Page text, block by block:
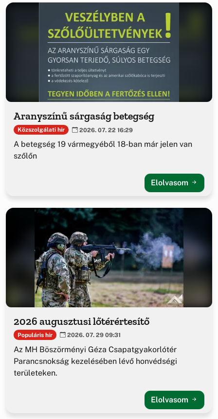
Aranyszínű sárgaság betegség
Közszolgálati hír 2026. 07. 22 16:29
A betegség 19 vármegyéből 18-ban már jelen van
szőlőn
Elolvasom
2026 augusztusi lőtérértesítő
Populáris hír 2026. 07. 29 09:31
Az MH Böszörményi Géza Csapatgyakorlótér
Parancsnokság kezelésében lévő honvédségi
területeken.
Elolvasom